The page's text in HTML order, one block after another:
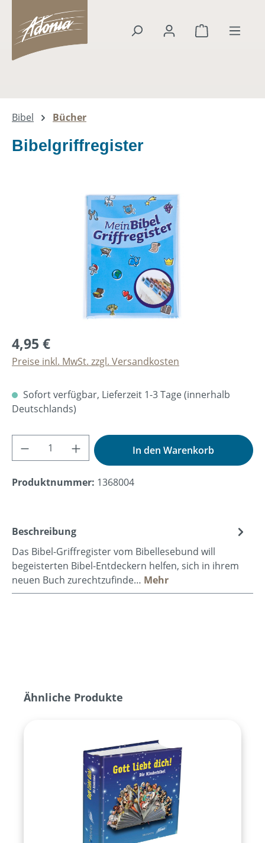
springen
Warenkorb
Bibel Bücher
Bibelgriffregister
Bildergalerie überspringen
4,95 €
Preise inkl. MwSt. zzgl. Versandkosten
Sofort verfügbar, Lieferzeit 1-3 Tage (innerhalb
Deutschlands)
Produkt Anzahl: Gib den gewünschten
In den Warenkorb
Produktnummer: 1368004
Beschreibung
Das Bibel-Griffregister vom Bibellesebund will
begeisterten Bibel-Entdeckern helfen, sich in ihrem
neuen Buch zurechtzufinde… Mehr
Produktgalerie überspringen
Ähnliche Produkte